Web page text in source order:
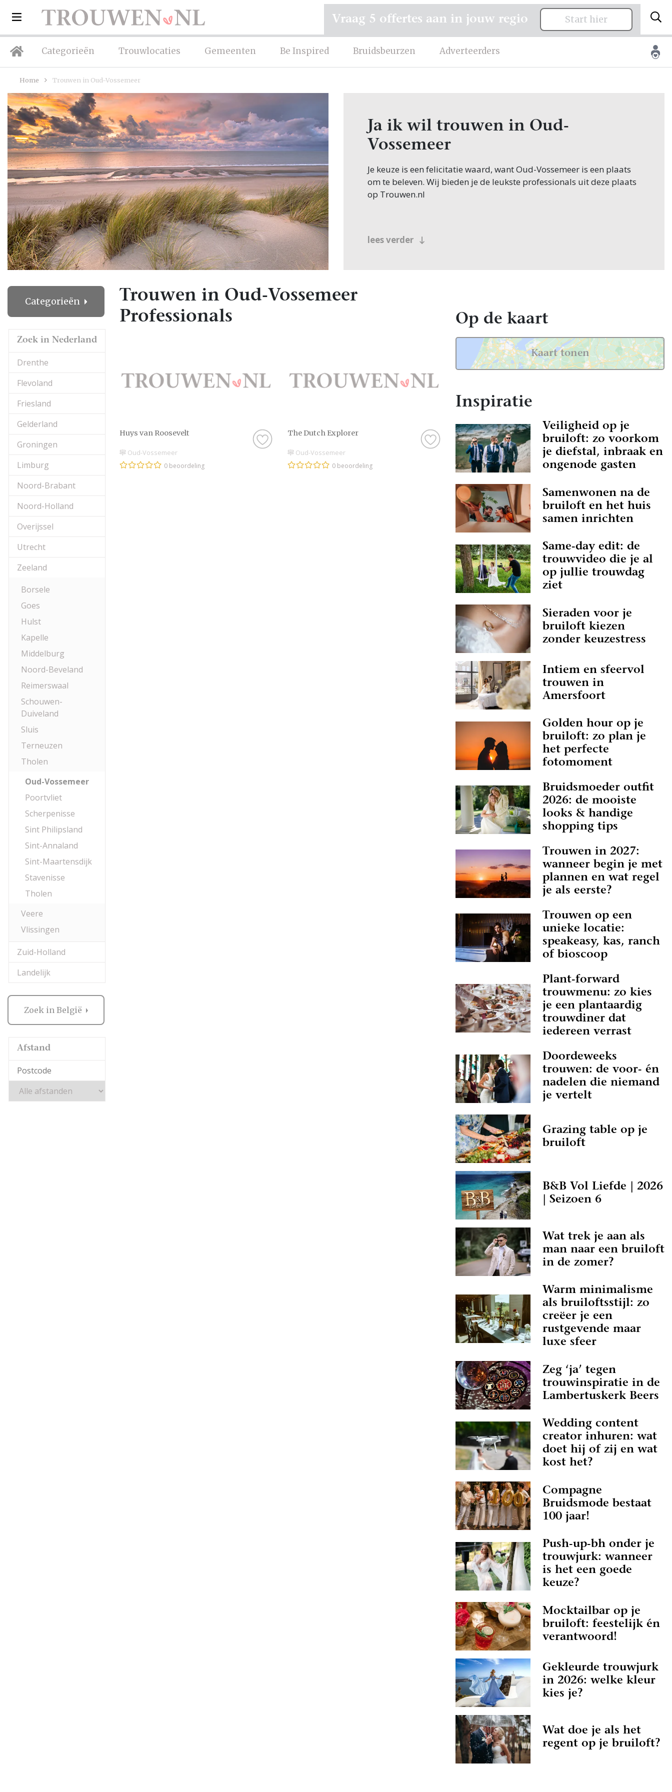
Categorieën Trouwlocaties Gemeenten Be Inspired Bruidsbeurzen Adverteerders
Vraag 5 offertes aan in jouw regio Start hier
Home Trouwen in Oud-Vossemeer
Ja ik wil trouwen in Oud-
Vossemeer
Je keuze is een felicitatie waard, want Oud-Vossemeer is een plaats
om te beleven. Wij bieden je de leukste professionals uit deze plaats
op Trouwen.nl
lees verder
Categorieën
Zoek in Nederland
Drenthe
Flevoland
Friesland
Gelderland
Groningen
Limburg
Noord-Brabant
Noord-Holland
Overijssel
Utrecht
Zeeland
Borsele
Goes
Hulst
Kapelle
Middelburg
Noord-Beveland
Reimerswaal
Schouwen-
Duiveland
Sluis
Terneuzen
Tholen
Oud-Vossemeer
Poortvliet
Scherpenisse
Sint Philipsland
Sint-Annaland
Sint-Maartensdijk
Stavenisse
Tholen
Veere
Vlissingen
Zuid-Holland
Landelijk
Zoek in België
Afstand
Trouwen in Oud-Vossemeer
Professionals
Huys van Roosevelt
Oud-Vossemeer
0 beoordeling
The Dutch Explorer
Oud-Vossemeer
0 beoordeling
Op de kaart
Kaart tonen
Inspiratie
Veiligheid op je
bruiloft: zo voorkom
je diefstal, inbraak en
ongenode gasten
Samenwonen na de
bruiloft en het huis
samen inrichten
Same-day edit: de
trouwvideo die je al
op jullie trouwdag
ziet
Sieraden voor je
bruiloft kiezen
zonder keuzestress
Intiem en sfeervol
trouwen in
Amersfoort
Golden hour op je
bruiloft: zo plan je
het perfecte
fotomoment
Bruidsmoeder outfit
2026: de mooiste
looks & handige
shopping tips
Trouwen in 2027:
wanneer begin je met
plannen en wat regel
je als eerste?
Trouwen op een
unieke locatie:
speakeasy, kas, ranch
of bioscoop
Plant-forward
trouwmenu: zo kies
je een plantaardig
trouwdiner dat
iedereen verrast
Doordeweeks
trouwen: de voor- én
nadelen die niemand
je vertelt
Grazing table op je
bruiloft
B&B Vol Liefde | 2026
| Seizoen 6
Wat trek je aan als
man naar een bruiloft
in de zomer?
Warm minimalisme
als bruiloftsstijl: zo
creëer je een
rustgevende maar
luxe sfeer
Zeg ‘ja’ tegen
trouwinspiratie in de
Lambertuskerk Beers
Wedding content
creator inhuren: wat
doet hij of zij en wat
kost het?
Compagne
Bruidsmode bestaat
100 jaar!
Push-up-bh onder je
trouwjurk: wanneer
is het een goede
keuze?
Mocktailbar op je
bruiloft: feestelijk én
verantwoord!
Gekleurde trouwjurk
in 2026: welke kleur
kies je?
Wat doe je als het
regent op je bruiloft?